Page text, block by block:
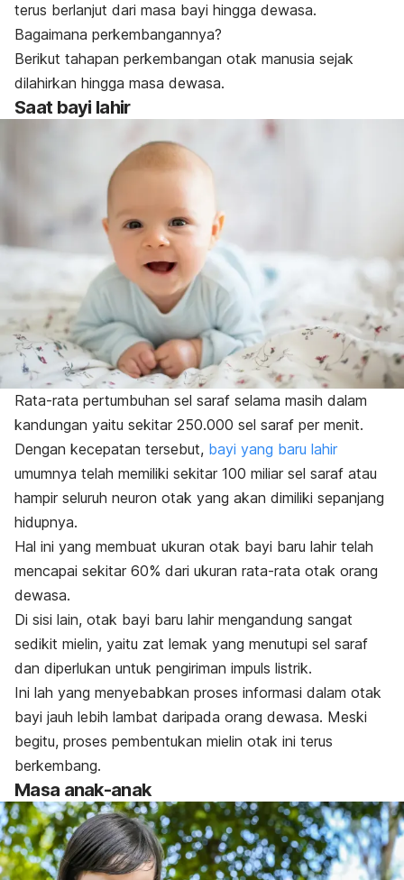
terus berlanjut dari masa bayi hingga dewasa.
Bagaimana perkembangannya?
Berikut tahapan perkembangan otak manusia sejak
dilahirkan hingga masa dewasa.
Saat bayi lahir
Rata-rata pertumbuhan sel saraf selama masih dalam
kandungan yaitu sekitar 250.000 sel saraf per menit.
Dengan kecepatan tersebut, bayi yang baru lahir
umumnya telah memiliki sekitar 100 miliar sel saraf atau
hampir seluruh neuron otak yang akan dimiliki sepanjang
hidupnya.
Hal ini yang membuat ukuran otak bayi baru lahir telah
mencapai sekitar 60% dari ukuran rata-rata otak orang
dewasa.
Di sisi lain, otak bayi baru lahir mengandung sangat
sedikit mielin, yaitu zat lemak yang menutupi sel saraf
dan diperlukan untuk pengiriman impuls listrik.
Ini lah yang menyebabkan proses informasi dalam otak
bayi jauh lebih lambat daripada orang dewasa. Meski
begitu, proses pembentukan mielin otak ini terus
berkembang.
Masa anak-anak